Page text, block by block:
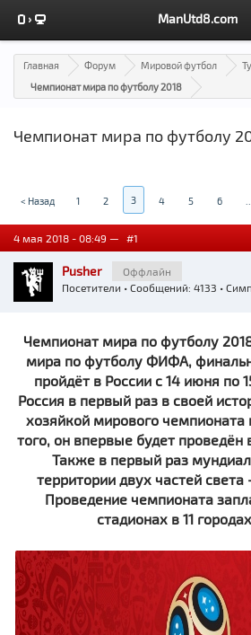
ManUtd8.com
Главная Форум Мировой футбол
Чемпионат мира по футболу 2018
Чемпионат мира по футболу
< Назад 1 2 3 4 5 6
4 мая 2018 - 08:49 — #1
Pusher
Оффлайн
Посетители • Сообщений: 4133 •
Чемпионат мира по футболу
мира по футболу ФИФА,
пройдёт в России с 14 июня по
Россия в первый раз в своей
хозяйкой мирового
того, он впервые будет проведён
Также в первый раз
территории двух частей
Проведение чемпионата
стадионах в 11